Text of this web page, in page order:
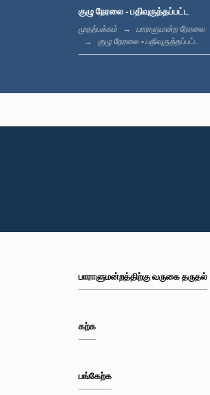
குழு நேரலை - பதிவுருத்தப்பட்ட
முதற்பக்கம்
பாராளுமன்ற நேரலை
குழு நேரலை - பதிவுருத்தப்பட்ட
பாராளுமன்றத்திற்கு வருகை தருதல்
கற்க
பங்கேற்க